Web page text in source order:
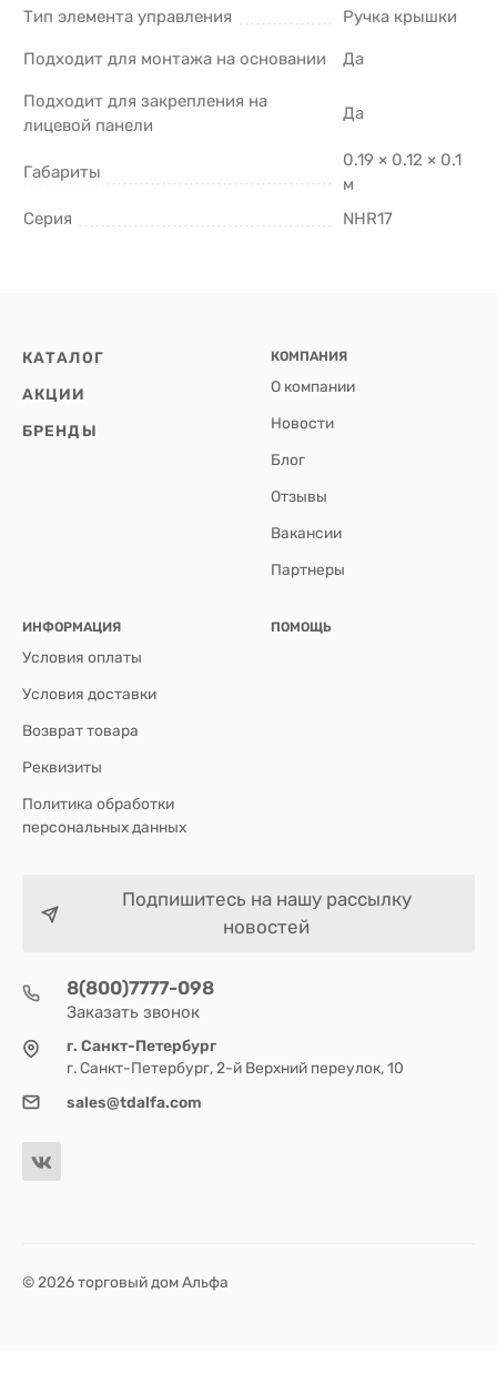
Тип элемента управления Ручка крышки
Подходит для монтажа на основании Да
Подходит для закрепления на
лицевой панели
Да
Габариты
0.19 × 0.12 × 0.1
м
Серия
NHR17
КАТАЛОГ
АКЦИИ
БРЕНДЫ
КОМПАНИЯ
О компании
Новости
Блог
Отзывы
Вакансии
Партнеры
ИНФОРМАЦИЯ
Условия оплаты
Условия доставки
Возврат товара
Реквизиты
Политика обработки
персональных данных
ПОМОЩЬ
Подпишитесь на нашу рассылку
новостей
8(800)7777-098
Заказать звонок
г. Санкт-Петербург
г. Санкт-Петербург, 2-й Верхний переулок, 10
sales@tdalfa.com
© 2026 торговый дом Альфа